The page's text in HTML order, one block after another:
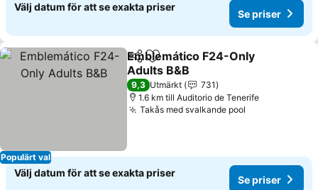
Välj datum för att se exakta priser
Se priser
Populärt val
Dela Lägg till i Mina Favoriter
Emblemático F24-Only
Adults B&B
9,3 Utmärkt
731
1.6 km till Auditorio de Tenerife
Takås med svalkande pool
Välj datum för att se exakta priser
Se priser